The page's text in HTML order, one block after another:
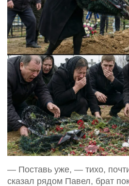
— Поставь уже, — тихо,
сказал рядом Павел, брат